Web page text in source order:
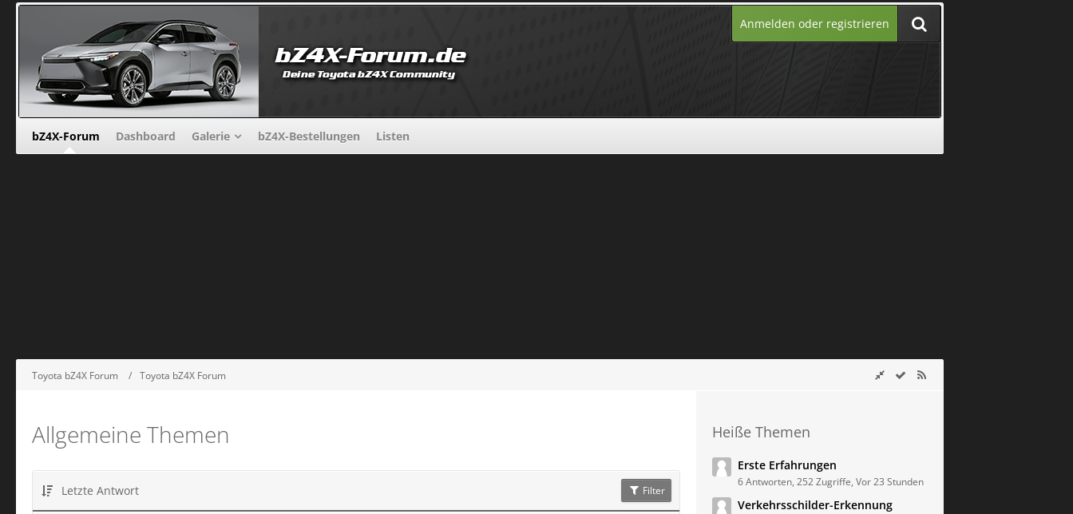
Anmelden oder registrieren
bZ4X-Forum Dashboard Galerie bZ4X-Bestellungen Listen
Toyota bZ4X Forum Toyota bZ4X Forum
Allgemeine Themen
Letzte Antwort Filter
Heiße Themen
Erste Erfahrungen
6 Antworten, 252 Zugriffe, Vor 23 Stunden
Verkehrsschilder-Erkennung